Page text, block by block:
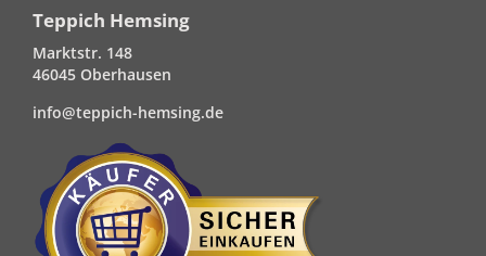
Teppich Hemsing
Marktstr. 148
46045 Oberhausen
info@teppich-hemsing.de